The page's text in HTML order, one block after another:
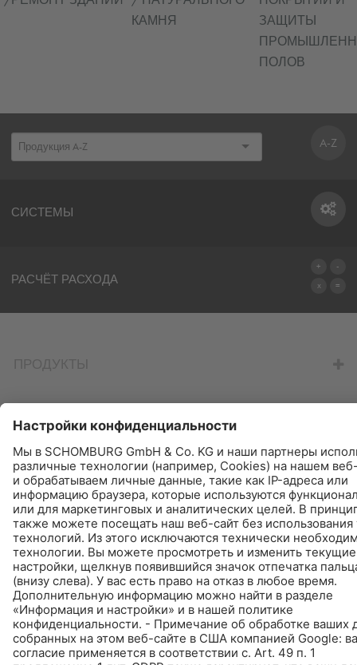
КАМНЯ
ЗАЩИТЫ
ПОЛОВ
A-Z
СИСТЕМЫ
РАСЧЁТ РАСХОДА
© Schomburg. Импрессум | Информация по защите данных для
посетителей сайта
Дизайн и реализация +| LOUIS INTERNET